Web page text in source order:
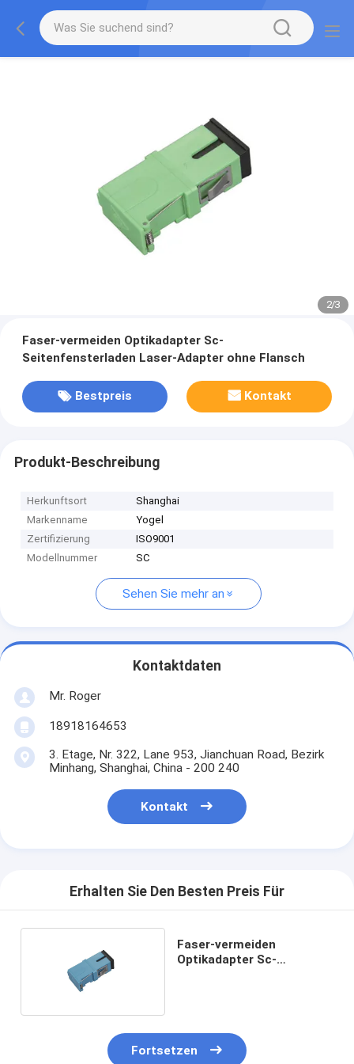
2/3
Faser-vermeiden Optikadapter Sc-
Seitenfensterladen Laser-Adapter ohne Flansch
Bestpreis Kontakt
Produkt-Beschreibung
Herkunftsort
Shanghai
Markenname
Yogel
Zertifizierung
ISO9001
Modellnummer
SC
Sehen Sie mehr an
Kontaktdaten
Mr. Roger
18918164653
3. Etage, Nr. 322, Lane 953, Jianchuan Road, Bezirk
Minhang, Shanghai, China - 200 240
Kontakt
Erhalten Sie Den Besten Preis Für
Faser-vermeiden
Optikadapter Sc-
Fortsetzen